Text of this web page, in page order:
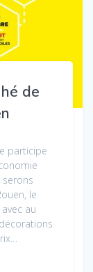
de
participe
le
au